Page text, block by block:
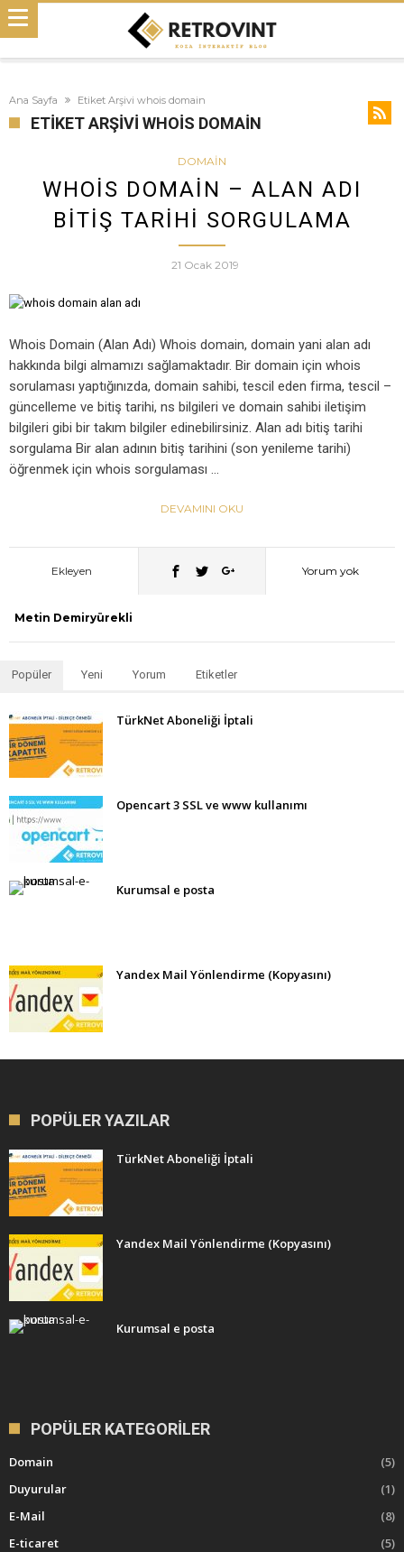
Ana Sayfa Etiket Arşivi whois domain
ETIKET ARŞIVI WHOIS DOMAIN
DOMAIN
WHOIS DOMAIN – ALAN ADI
BITIŞ TARIHI SORGULAMA
21 Ocak 2019
Whois Domain (Alan Adı) Whois domain, domain yani alan adı
hakkında bilgi almamızı sağlamaktadır. Bir domain için whois
sorulaması yaptığınızda, domain sahibi, tescil eden firma, tescil –
güncelleme ve bitiş tarihi, ns bilgileri ve domain sahibi iletişim
bilgileri gibi bir takım bilgiler edinebilirsiniz. Alan adı bitiş tarihi
sorgulama Bir alan adının bitiş tarihini (son yenileme tarihi)
öğrenmek için whois sorgulaması …
DEVAMINI OKU
Ekleyen
Metin Demiryürekli
Yorum yok
Popüler Yeni Yorum Etiketler
TürkNet Aboneliği İptali
Opencart 3 SSL ve www kullanımı
Kurumsal e posta
Yandex Mail Yönlendirme (Kopyasını)
POPÜLER YAZILAR
TürkNet Aboneliği İptali
Yandex Mail Yönlendirme (Kopyasını)
Kurumsal e posta
POPÜLER KATEGORILER
Domain
(5)
Duyurular
(1)
E-Mail
(8)
E-ticaret
(5)